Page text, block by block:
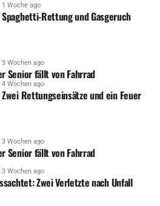
1 Woche ago
Rettung und Gasgeruch
3 Wochen ago
Senior fällt von Fahrrad
4 Wochen ago
Rettungseinsätze und ein Feuer
3 Wochen ago
Senior fällt von Fahrrad
3 Wochen ago
Zwei Verletzte nach Unfall